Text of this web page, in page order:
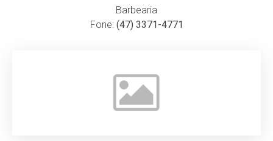
Barbearia
Fone: (47) 3371-4771